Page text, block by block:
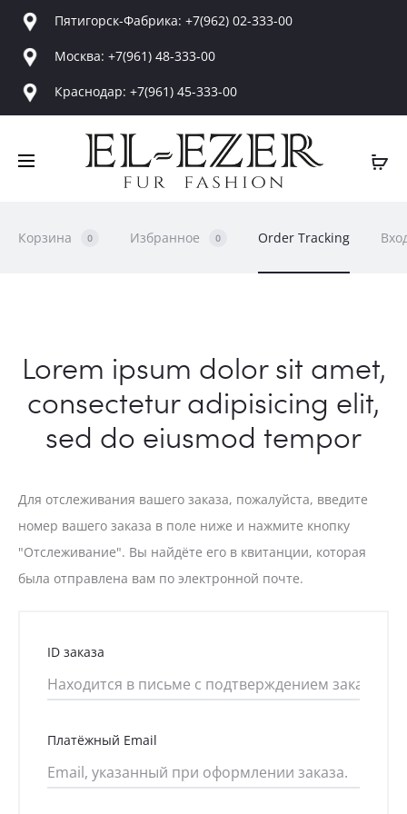
Пятигорск-Фабрика: +7(962) 02-333-00
Москва: +7(961) 48-333-00
Краснодар: +7(961) 45-333-00
Корзина 0 Избранное 0 Order Tracking
O
r
e
r
T
Lorem ipsum dolor sit amet,
consectetur adipisicing elit,
sed do eiusmod tempor
Для отслеживания вашего заказа, пожалуйста, введите
номер вашего заказа в поле ниже и нажмите кнопку
"Отслеживание". Вы найдёте его в квитанции, которая
была отправлена вам по электронной почте.
ID заказа
Платёжный Email